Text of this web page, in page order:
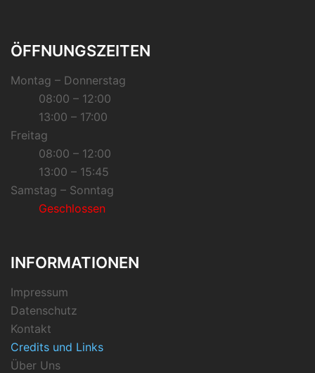
ÖFFNUNGSZEITEN
Montag – Donnerstag
08:00 – 12:00
13:00 – 17:00
Freitag
08:00 – 12:00
13:00 – 15:45
Samstag – Sonntag
Geschlossen
INFORMATIONEN
Impressum
Datenschutz
Kontakt
Credits und Links
Über Uns